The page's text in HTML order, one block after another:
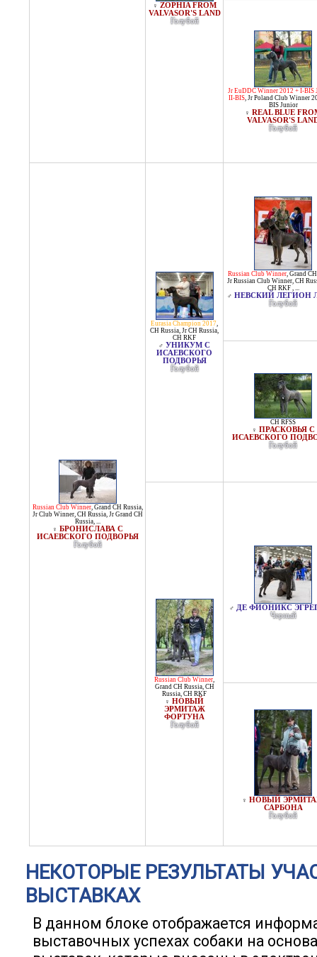
♀ ZOPHIA FROM
VALVASOR'S LAND
Голубой
Jr EuDDC Winner 2012 + I-BIS
II-BIS, Jr Poland Club Winner
BIS Junior
♀ REAL BLUE
VALVASOR'S
Голубой
Russian Club Winner, Grand CH Russia,
Jr Club Winner, CH Russia, Jr Grand CH
Russia, ...
♀ БРОНИСЛАВА С
ИСАЕВСКОГО ПОДВОРЬЯ
Голубой
Eurasia Champion 2017,
CH Russia, Jr CH Russia,
CH RKF
♂ УНИКУМ С
ИСАЕВСКОГО
ПОДВОРЬЯ
Голубой
Russian Club Winner, Grand
Jr Russian Club Winner, CH
CH RKF, ...
♂ НЕВСКИЙ ЛЕГИОН
Голубой
CH RFSS
♀ ПРАСКОВЬЯ С
ИСАЕВСКОГО
Голубой
Russian Club Winner,
Grand CH Russia, CH
Russia, CH RKF
♀ НОВЫЙ
ЭРМИТАЖ
ФОРТУНА
Голубой
♂ ДЕ ФИОНИКС
Черный
♀ НОВЫЙ
САРБОНА
Голубой
НЕКОТОРЫЕ РЕЗУЛЬТАТЫ
ВЫСТАВКАХ
В данном блоке отображается
выставочных успехах собаки на